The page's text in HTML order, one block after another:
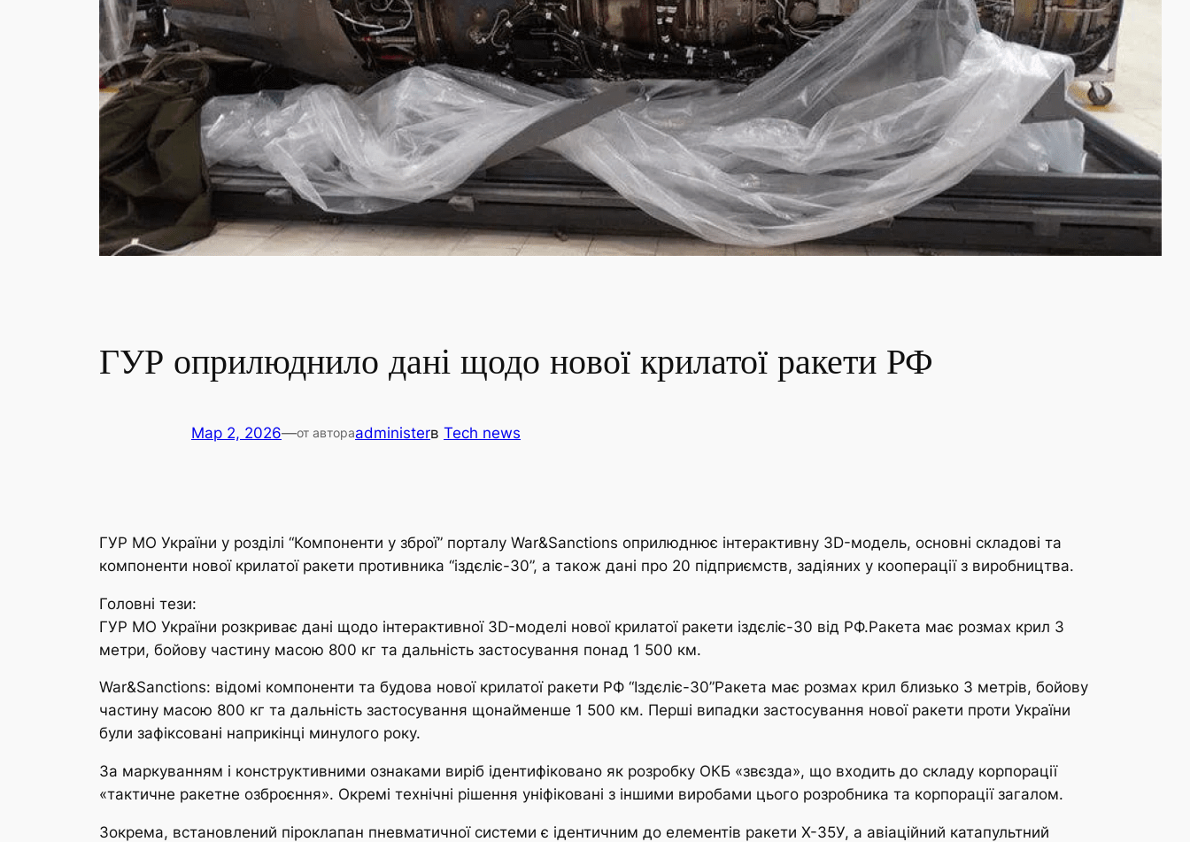
ГУР оприлюднило дані щодо нової крилатої ракети РФ
Мар 2, 2026—от автораadministerв Tech news
ГУР МО України у розділі “Компоненти у зброї” порталу War&Sanctions оприлюднює інтерактивну 3D-модель, основні складові та
компоненти нової крилатої ракети противника “іздєліє-30”, а також дані про 20 підприємств, задіяних у кооперації з виробництва.
Головні тези:
ГУР МО України розкриває дані щодо інтерактивної 3D-моделі нової крилатої ракети іздєліє-30 від РФ.Ракета має розмах крил 3
метри, бойову частину масою 800 кг та дальність застосування понад 1 500 км.
War&Sanctions: відомі компоненти та будова нової крилатої ракети РФ “Іздєліє-30”Ракета має розмах крил близько 3 метрів, бойову
частину масою 800 кг та дальність застосування щонайменше 1 500 км. Перші випадки застосування нової ракети проти України
були зафіксовані наприкінці минулого року.
За маркуванням і конструктивними ознаками виріб ідентифіковано як розробку ОКБ «звєзда», що входить до складу корпорації
«тактичне ракетне озброєння». Окремі технічні рішення уніфіковані з іншими виробами цього розробника та корпорації загалом.
Зокрема, встановлений піроклапан пневматичної системи є ідентичним до елементів ракети Х-35У, а авіаційний катапультний